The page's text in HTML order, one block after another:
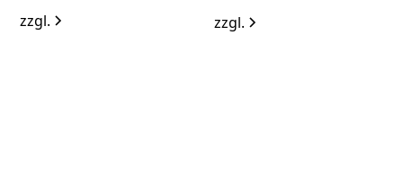
zzgl. zzgl.